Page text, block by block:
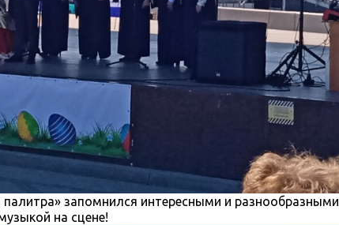
запомнился интересными и разнообразными
на сцене!